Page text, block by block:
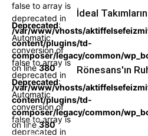
false to array is
deprecated in
/var/www/vhosts/
content/plugins/td-
composer/legacy/common/
on line380
Deprecated:
Automatic
conversion of
false to array is
deprecated in
/var/www/vhosts/
content/plugins/td-
composer/legacy/common/
on line380
İdeal Takımların
Deprecated:
Automatic
conversion of
false to array is
deprecated in
Rönesans'ın